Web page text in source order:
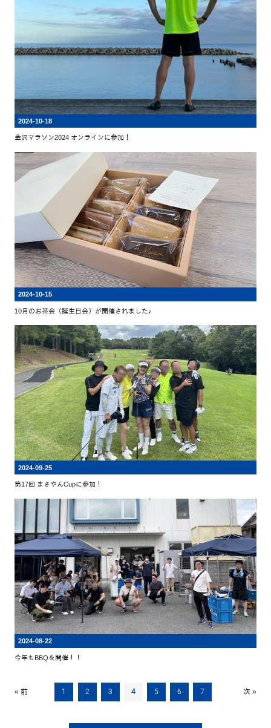
2024-10-18
金沢マラソン2024 オンラインに参加！
2024-10-15
10月のお茶会（誕生日会）が開催されました♪
2024-09-25
第17回 まさやんCupに参加！
2024-08-22
今年もBBQを開催！！
« 前 1 2 3 4 5 6 7 次 »